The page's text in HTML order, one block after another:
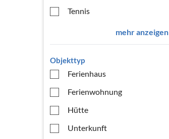
Tennis
mehr anzeigen
Objekttyp
Ferienhaus
Ferienwohnung
Hütte
Unterkunft